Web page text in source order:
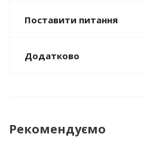
Поставити питання
Додатково
Рекомендуємо